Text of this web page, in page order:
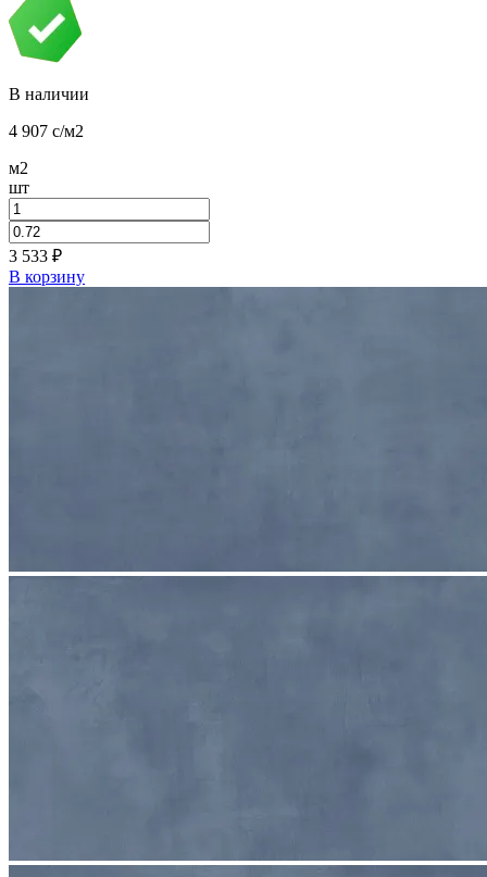
В наличии
4 907 c/м2
м2
шт
3 533 ₽
В корзину